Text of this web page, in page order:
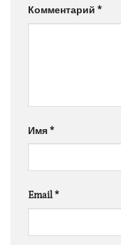
Комментарий *
Имя*
Email*